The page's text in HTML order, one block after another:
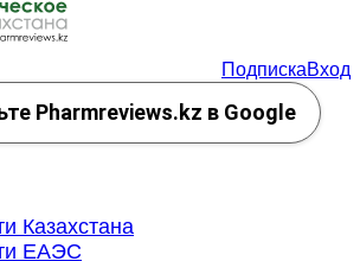
ПодпискаВход
Pharmreviews.kz в Google
Казахстана
ЕАЭС